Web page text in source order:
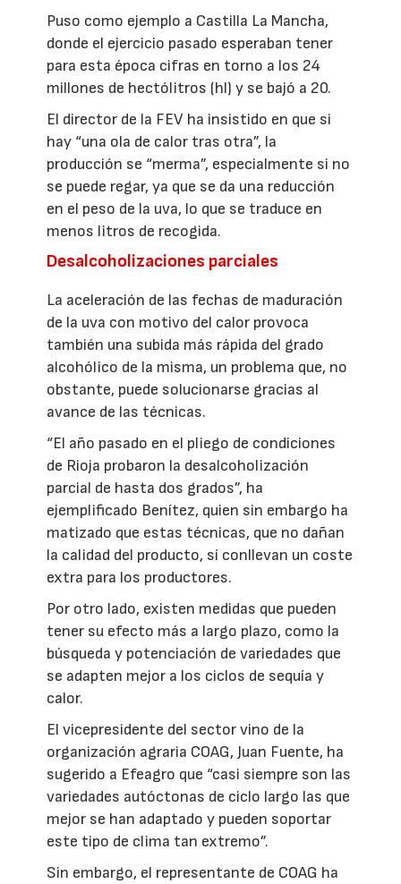
Puso como ejemplo a Castilla La Mancha,
donde el ejercicio pasado esperaban tener
para esta época cifras en torno a los 24
millones de hectólitros (hl) y se bajó a 20.
El director de la FEV ha insistido en que si
hay “una ola de calor tras otra”, la
producción se “merma”, especialmente si no
se puede regar, ya que se da una reducción
en el peso de la uva, lo que se traduce en
menos litros de recogida.
Desalcoholizaciones parciales
La aceleración de las fechas de maduración
de la uva con motivo del calor provoca
también una subida más rápida del grado
alcohólico de la misma, un problema que, no
obstante, puede solucionarse gracias al
avance de las técnicas.
“El año pasado en el pliego de condiciones
de Rioja probaron la desalcoholización
parcial de hasta dos grados”, ha
ejemplificado Benítez, quien sin embargo ha
matizado que estas técnicas, que no dañan
la calidad del producto, sí conllevan un coste
extra para los productores.
Por otro lado, existen medidas que pueden
tener su efecto más a largo plazo, como la
búsqueda y potenciación de variedades que
se adapten mejor a los ciclos de sequía y
calor.
El vicepresidente del sector vino de la
organización agraria COAG, Juan Fuente, ha
sugerido a Efeagro que “casi siempre son las
variedades autóctonas de ciclo largo las que
mejor se han adaptado y pueden soportar
este tipo de clima tan extremo”.
Sin embargo, el representante de COAG ha